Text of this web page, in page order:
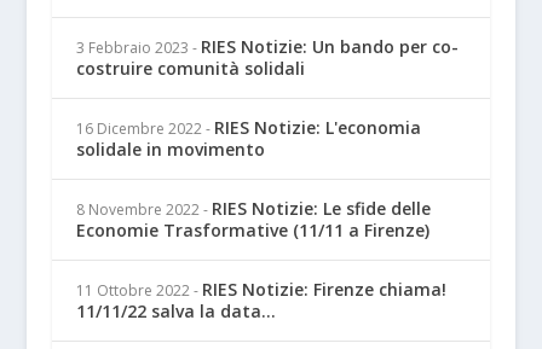
3 Febbraio 2023 - RIES Notizie: Un bando per co-
costruire comunità solidali
16 Dicembre 2022 - RIES Notizie: L'economia
solidale in movimento
8 Novembre 2022 - RIES Notizie: Le sfide delle
Economie Trasformative (11/11 a Firenze)
11 Ottobre 2022 - RIES Notizie: Firenze chiama!
11/11/22 salva la data...